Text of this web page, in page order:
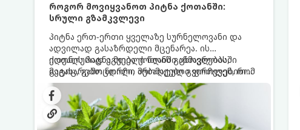
როგორ მოვიყვანოთ პიტნა ქოთანში:
სრული გზამკვლევი
პიტნა ერთ-ერთი ყველაზე სურნელოვანი და
ადვილად გასაზრდელი მცენარეა. ის
იდეალურად ეგუება ქოთანში ცხოვრებას,
მეტიც, გამოცდილი მებაღეები გვირჩევენ, რომ
პიტნა მხოლოდ ქოთანში მოვიყვანოთ, რადგან
ღია გრუნტში (ბაღში) დარგვისას ის ფესვებით
ძალიან სწრაფად ვრცელდება და სხვა
მცენარეებს ავიწროებს.
ქოთნის პიტნა მთელი წლის განმავლობაში
გაგახარებთ ნორჩი, არომატული ფოთლებით
ჩაის, ლიმონათისა თუ კერძებისთვის.